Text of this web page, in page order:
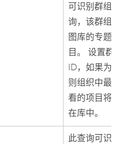
可识别群组的
询，该群组包
图库的专题项
目。 设置群组
ID，如果为空
则组织中最常
看的项目将显
在库中。
此查询可识别